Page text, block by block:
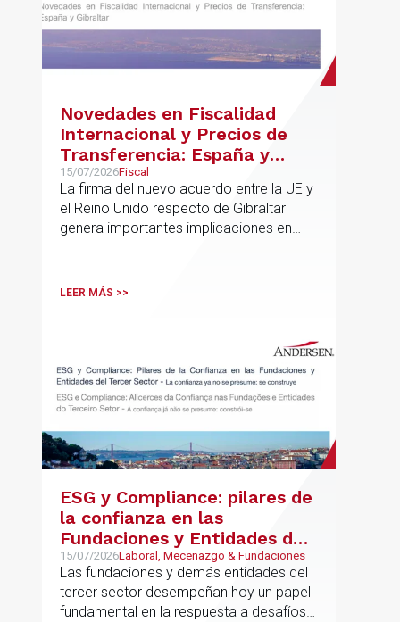
Novedades en Fiscalidad
Internacional y Precios de
Transferencia: España y
Gibraltar
15/07/2026Fiscal
La firma del nuevo acuerdo entre la UE y
el Reino Unido respecto de Gibraltar
genera importantes implicaciones en
LEER MÁS >>
ESG y Compliance: pilares de
la confianza en las
Fundaciones y Entidades del
Tercer Sector – La confianza
ya no se presume, se
construye
15/07/2026Laboral, Mecenazgo & Fundaciones
Las fundaciones y demás entidades del
tercer sector desempeñan hoy un papel
fundamental en la respuesta a desafíos